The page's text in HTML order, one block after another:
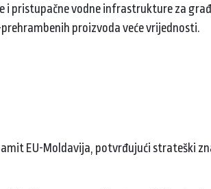
i pristupačne vodne infrastrukture za
proizvoda veće vrijednosti.
EU-Moldavija, potvrđujući strateški